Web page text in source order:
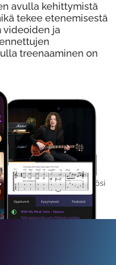
koko sisältömme käyttöösi
ajaksi.
avulla kehittymistä
tekee etenemisestä
videoiden ja
treenaaminen on